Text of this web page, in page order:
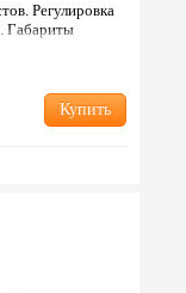
Регулировка
Габариты
Купить